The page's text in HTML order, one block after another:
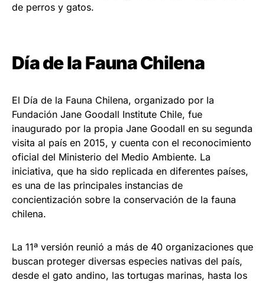
de perros y gatos.
Día de la Fauna Chilena
El Día de la Fauna Chilena, organizado por la
Fundación Jane Goodall Institute Chile, fue
inaugurado por la propia Jane Goodall en su segunda
visita al país en 2015, y cuenta con el reconocimiento
oficial del Ministerio del Medio Ambiente. La
iniciativa, que ha sido replicada en diferentes países,
es una de las principales instancias de
concientización sobre la conservación de la fauna
chilena.
La 11ª versión reunió a más de 40 organizaciones que
buscan proteger diversas especies nativas del país,
desde el gato andino, las tortugas marinas, hasta los